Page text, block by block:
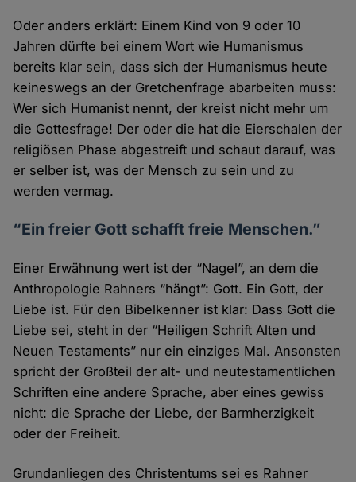
Oder anders erklärt: Einem Kind von 9 oder 10
Jahren dürfte bei einem Wort wie Humanismus
bereits klar sein, dass sich der Humanismus heute
keineswegs an der Gretchenfrage abarbeiten muss:
Wer sich Humanist nennt, der kreist nicht mehr um
die Gottesfrage! Der oder die hat die Eierschalen der
religiösen Phase abgestreift und schaut darauf, was
er selber ist, was der Mensch zu sein und zu
werden vermag.
“Ein freier Gott schafft freie Menschen.”
Einer Erwähnung wert ist der “Nagel”, an dem die
Anthropologie Rahners “hängt”: Gott. Ein Gott, der
Liebe ist. Für den Bibelkenner ist klar: Dass Gott die
Liebe sei, steht in der “Heiligen Schrift Alten und
Neuen Testaments” nur ein einziges Mal. Ansonsten
spricht der Großteil der alt- und neutestamentlichen
Schriften eine andere Sprache, aber eines gewiss
nicht: die Sprache der Liebe, der Barmherzigkeit
oder der Freiheit.
Grundanliegen des Christentums sei es Rahner